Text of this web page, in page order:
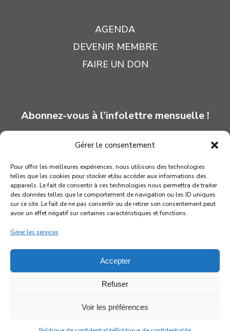
Gérer le consentement
Pour offrir les meilleures expériences, nous utilisons des technologies
telles que les cookies pour stocker et/ou accéder aux informations des
appareils. Le fait de consentir à ces technologies nous permettra de traiter
des données telles que le comportement de navigation ou les ID uniques
sur ce site. Le fait de ne pas consentir ou de retirer son consentement peut
avoir un effet négatif sur certaines caractéristiques et fonctions.
Gérer les services
Accepter
Refuser
Voir les préférences
AGENDA
DEVENIR MEMBRE
FAIRE UN DON
Abonnez-vous à l’infolettre mensuelle !
© 2026 Association québécoise des marionnettistes
facebookyoutube instagram